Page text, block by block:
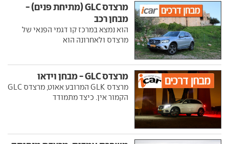
מרצדס GLC (מתיחת פנים) -
מבחן רכב
הוא נמצא במרכז קו דגמי הפנאי של
מרצדס ולאחרונה הוא
מרצדס GLC - מבחן וידאו
מרצדס GLK המרובע אאוט, מרצדס GLC
הקמור אין. כיצד מתמודד